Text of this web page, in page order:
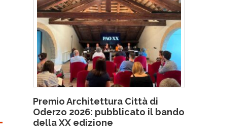
Premio Architettura Città di
Oderzo 2026: pubblicato il bando
della XX edizione